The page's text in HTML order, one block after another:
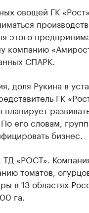
овощей ГК
этого
компанию
СПАРК.
доля Рукина в
ГК
его словам,
бизнес.
ТД «РОСТ».
томатов,
в 13 областях
га.